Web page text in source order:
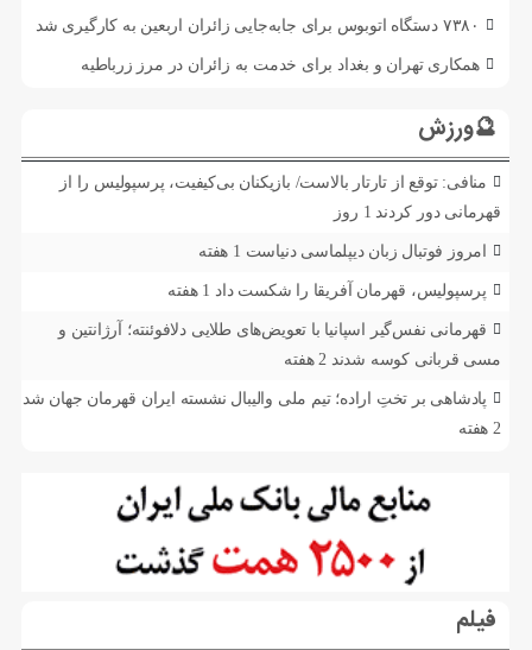
۷۳۸۰ دستگاه اتوبوس برای جابه‌جایی زائران اربعین به‌ کارگیری شد
همکاری تهران و بغداد برای خدمت به زائران در مرز زرباطیه
🔮ورزش
منافی: توقع از تارتار بالاست/ بازیکنان بی‌کیفیت، پرسپولیس را از
قهرمانی دور کردند 1 روز
امروز فوتبال زبان دیپلماسی دنیاست 1 هفته
پرسپولیس، قهرمان آفریقا را شکست داد 1 هفته
قهرمانی نفس‌گیر اسپانیا با تعویض‌های طلایی دلافوئنته؛ آرژانتین و
مسی قربانی کوسه شدند 2 هفته
پادشاهی بر تختِ اراده؛ تیم ملی والیبال نشسته ایران قهرمان جهان شد
2 هفته
فیلم